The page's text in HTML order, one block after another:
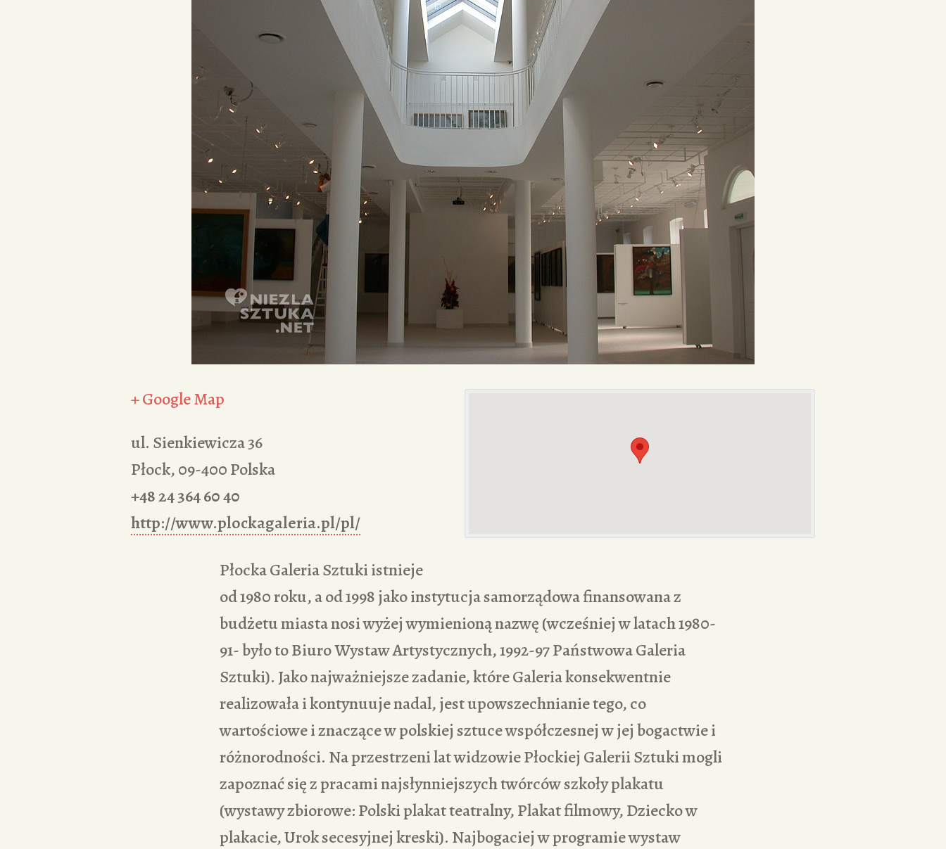
REDAKCJA
+ Google Map
ul. Sienkiewicza 36
Płock,09-400Polska
+48 24 364 60 40
http://www.plockagaleria.pl/pl/
Płocka Galeria Sztuki istnieje
od 1980 roku, a od 1998 jako instytucja samorządowa finansowana z
budżetu miasta nosi wyżej wymienioną nazwę (wcześniej w latach 1980-
91- było to Biuro Wystaw Artystycznych, 1992-97 Państwowa Galeria
Sztuki). Jako najważniejsze zadanie, które Galeria konsekwentnie
realizowała i kontynuuje nadal, jest upowszechnianie tego, co
wartościowe i znaczące w polskiej sztuce współczesnej w jej bogactwie i
różnorodności. Na przestrzeni lat widzowie Płockiej Galerii Sztuki mogli
zapoznać się z pracami najsłynniejszych twórców szkoły plakatu
(wystawy zbiorowe: Polski plakat teatralny, Plakat filmowy, Dziecko w
plakacie, Urok secesyjnej kreski). Najbogaciej w programie wystaw